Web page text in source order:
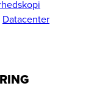
Datacenter